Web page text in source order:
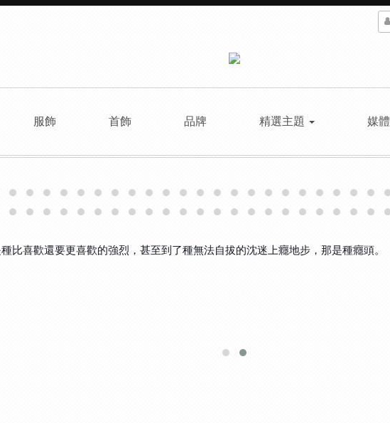
服飾 首飾 品牌 精選主題 媒體
比喜歡還要更喜歡的強烈，甚至到了種無法自拔的沈迷上癮地步，那是種癮頭。